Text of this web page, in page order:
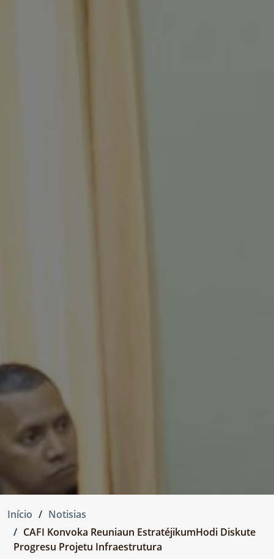
Início
Notisias
CAFI Konvoka Reuniaun EstratéjikumHodi Diskute
Progresu Projetu Infraestrutura